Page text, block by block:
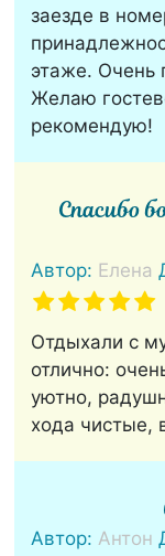
заезде в
этаже. Очень
Желаю
рекомендую!
Спасибо
Автор: Елена
Отдыхали с
отлично:
уютно,
хода чистые,
Автор: Антон